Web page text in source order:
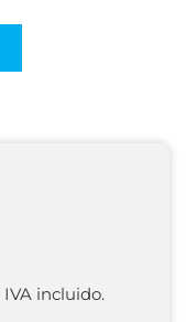
IVA incluido.